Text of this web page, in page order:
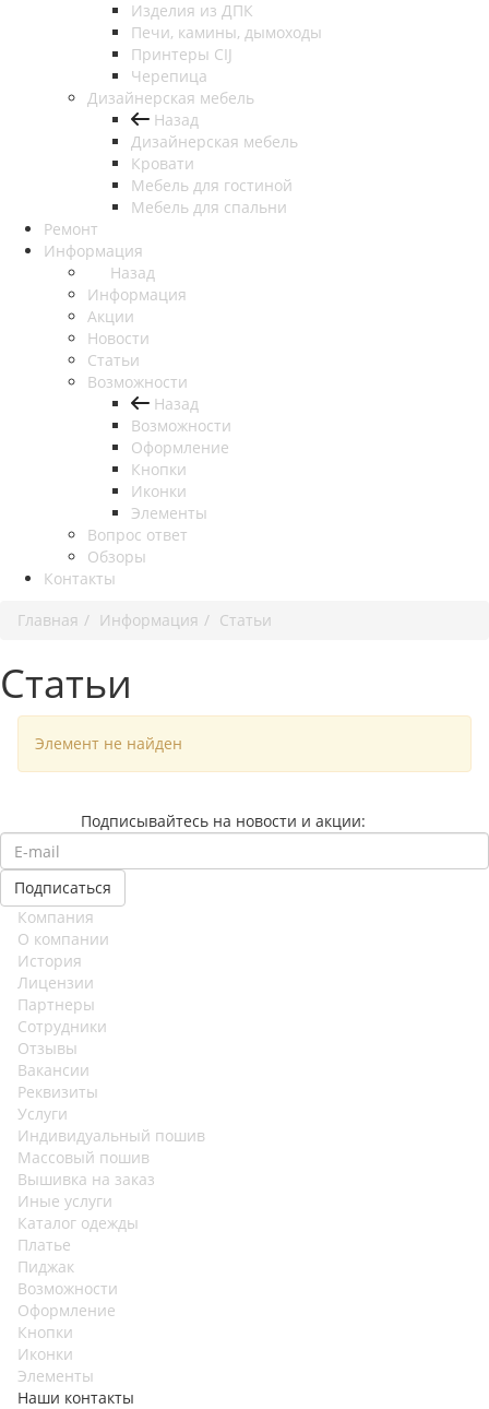
Изделия из ДПК
Печи, камины, дымоходы
Принтеры CIJ
Черепица
Дизайнерская мебель
Назад
Дизайнерская мебель
Кровати
Мебель для гостиной
Мебель для спальни
Ремонт
Информация
Назад
Информация
Акции
Новости
Статьи
Возможности
Назад
Возможности
Оформление
Кнопки
Иконки
Элементы
Вопрос ответ
Обзоры
Контакты
Главная
Информация Статьи
Статьи
Элемент не найден
Подписывайтесь на новости и акции:
Компания
О компании
История
Лицензии
Партнеры
Сотрудники
Отзывы
Вакансии
Реквизиты
Услуги
Индивидуальный пошив
Массовый пошив
Вышивка на заказ
Иные услуги
Каталог одежды
Платье
Пиджак
Возможности
Оформление
Кнопки
Иконки
Элементы
Наши контакты